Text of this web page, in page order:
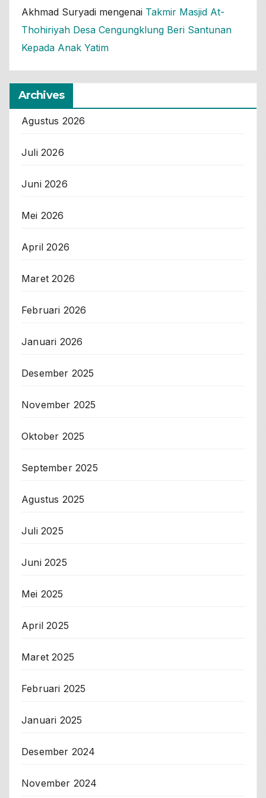
Akhmad Suryadi mengenai Takmir Masjid At-
Thohiriyah Desa Cengungklung Beri Santunan
Kepada Anak Yatim
Archives
Agustus 2026
Juli 2026
Juni 2026
Mei 2026
April 2026
Maret 2026
Februari 2026
Januari 2026
Desember 2025
November 2025
Oktober 2025
September 2025
Agustus 2025
Juli 2025
Juni 2025
Mei 2025
April 2025
Maret 2025
Februari 2025
Januari 2025
Desember 2024
November 2024